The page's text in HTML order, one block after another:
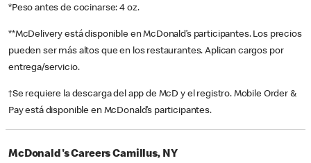
*Peso antes de cocinarse: 4 oz.
**McDelivery está disponible en McDonald’s participantes. Los precios
pueden ser más altos que en los restaurantes. Aplican cargos por
entrega/servicio.
†Se requiere la descarga del app de McD y el registro. Mobile Order &
Pay está disponible en McDonald’s participantes.
McDonald's Careers Camillus, NY